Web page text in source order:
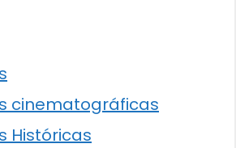
cinematográficas
Históricas